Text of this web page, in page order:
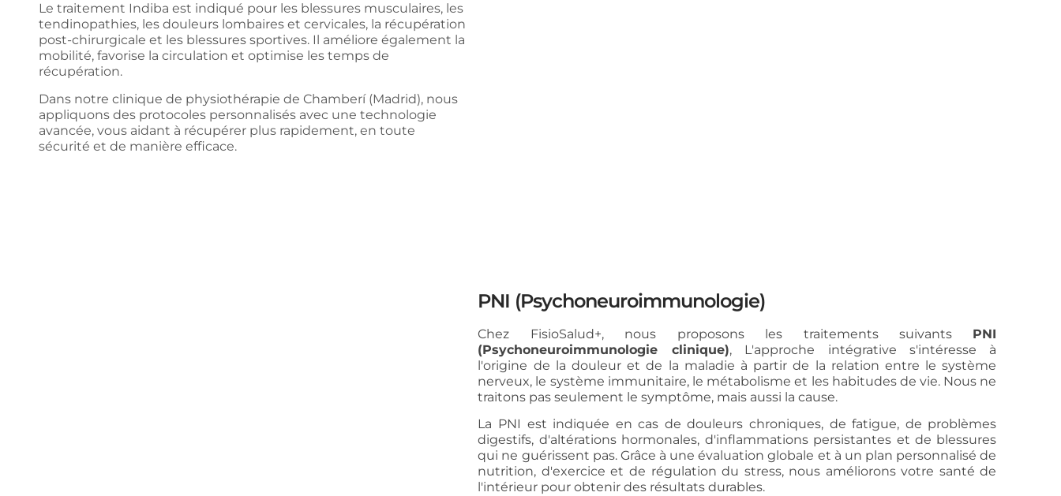
Le traitement Indiba est indiqué pour les blessures musculaires, les
tendinopathies, les douleurs lombaires et cervicales, la récupération
post-chirurgicale et les blessures sportives. Il améliore également la
mobilité, favorise la circulation et optimise les temps de
récupération.
Dans notre clinique de physiothérapie de Chamberí (Madrid), nous
appliquons des protocoles personnalisés avec une technologie
avancée, vous aidant à récupérer plus rapidement, en toute
sécurité et de manière efficace.
PNI (Psychoneuroimmunologie)
Chez FisioSalud+, nous proposons les traitements suivants PNI
(Psychoneuroimmunologie clinique), L'approche intégrative s'intéresse à
l'origine de la douleur et de la maladie à partir de la relation entre le système
nerveux, le système immunitaire, le métabolisme et les habitudes de vie. Nous ne
traitons pas seulement le symptôme, mais aussi la cause.
La PNI est indiquée en cas de douleurs chroniques, de fatigue, de problèmes
digestifs, d'altérations hormonales, d'inflammations persistantes et de blessures
qui ne guérissent pas. Grâce à une évaluation globale et à un plan personnalisé de
nutrition, d'exercice et de régulation du stress, nous améliorons votre santé de
l'intérieur pour obtenir des résultats durables.